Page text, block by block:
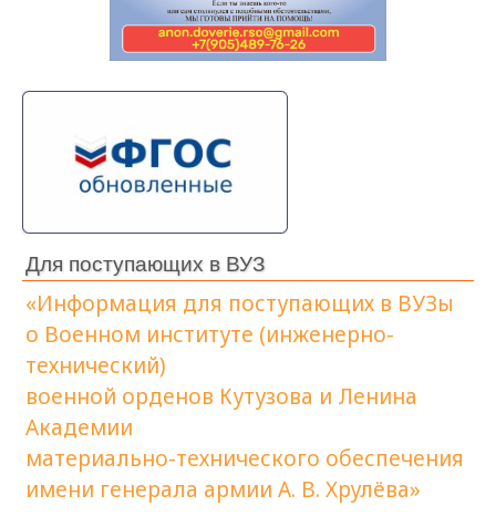
Для поступающих в ВУЗ
«Информация для поступающих в ВУЗы
о Военном институте (инженерно-
технический)
военной орденов Кутузова и Ленина
Академии
материально-технического обеспечения
имени генерала армии А. В. Хрулёва»